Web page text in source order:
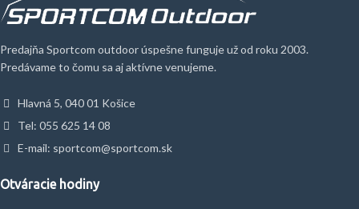
Predajňa Sportcom outdoor úspešne funguje už od roku 2003.
Predávame to čomu sa aj aktívne venujeme.
Hlavná 5, 040 01 Košice
Tel: 055 625 14 08
E-mail: sportcom@sportcom.sk
Otváracie hodiny